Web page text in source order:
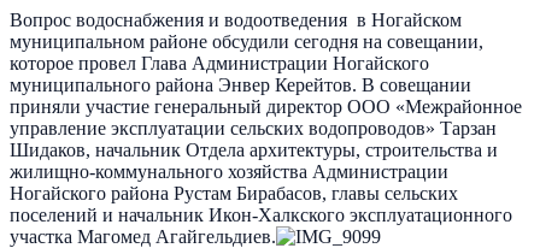
Вопрос водоснабжения и водоотведения в Ногайском
муниципальном районе обсудили сегодня на совещании,
которое провел Глава Администрации Ногайского
муниципального района Энвер Керейтов. В совещании
приняли участие генеральный директор ООО «Межрайонное
управление эксплуатации сельских водопроводов» Тарзан
Шидаков, начальник Отдела архитектуры, строительства и
жилищно-коммунального хозяйства Администрации
Ногайского района Рустам Бирабасов, главы сельских
поселений и начальник Икон-Халкского эксплуатационного
участка Магомед Агайгельдиев.